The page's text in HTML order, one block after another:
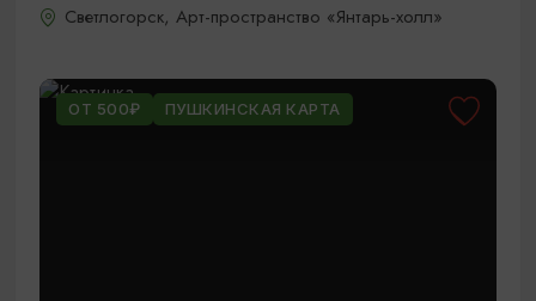
Светлогорск, Арт-пространство «Янтарь-холл»
ОТ 500₽ ПУШКИНСКАЯ КАРТА